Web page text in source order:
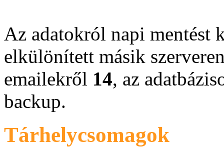
Az adatokról napi mentést
elkülönített másik
emailekről 14, az
backup.
Tárhelycsomagok